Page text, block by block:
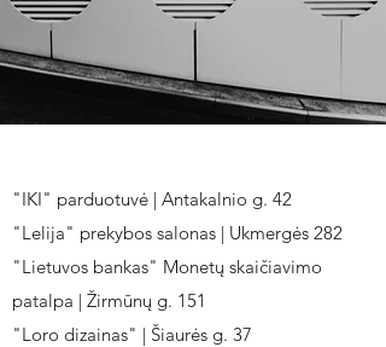
"IKI" parduotuvė | Antakalnio g. 42
"Lelija" prekybos salonas | Ukmergės 282
"Lietuvos bankas" Monetų skaičiavimo
patalpa | Žirmūnų g. 151
"Loro dizainas" | Šiaurės g. 37